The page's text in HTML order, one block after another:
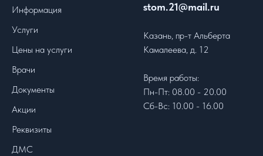
Информация
Услуги
Цены на услуги
Врачи
Документы
Акции
Реквизиты
ДМС
stom.21@mail.ru
Казань, пр-т Альберта
Камалеева, д. 12
Время работы:
Пн-Пт: 08.00 - 20.00
Сб-Вс: 10.00 - 16.00